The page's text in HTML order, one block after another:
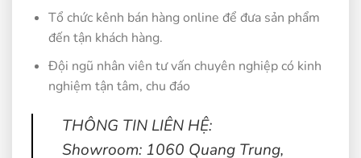
Tổ chức kênh bán hàng online để đưa sản phẩm
đến tận khách hàng.
Đội ngũ nhân viên tư vấn chuyên nghiệp có kinh
nghiệm tận tâm, chu đáo
THÔNG TIN LIÊN HỆ:
Showroom: 1060 Quang Trung,